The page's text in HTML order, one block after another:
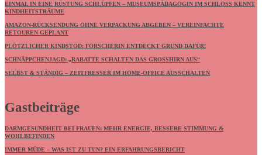
EINMAL IN EINE RÜSTUNG SCHLÜPFEN – MUSEUMSPÄDAGOGIN IM SCHLOSS KENNT
KINDHEITSTRÄUME
AMAZON-RÜCKSENDUNG OHNE VERPACKUNG ABGEBEN – VEREINFACHTE
RETOUREN GEPLANT
PLÖTZLICHER KINDSTOD: FORSCHERIN ENTDECKT GRUND DAFÜR!
SCHNÄPPCHENJAGD: „RABATTE SCHALTEN DAS GROSSHIRN AUS“
SELBST & STÄNDIG – ZEITFRESSER IM HOME-OFFICE AUSSCHALTEN
Gastbeiträge
DARMGESUNDHEIT BEI FRAUEN: MEHR ENERGIE, BESSERE STIMMUNG &
WOHLBEFINDEN
IMMER MÜDE – WAS IST ZU TUN? EIN ERFAHRUNGSBERICHT